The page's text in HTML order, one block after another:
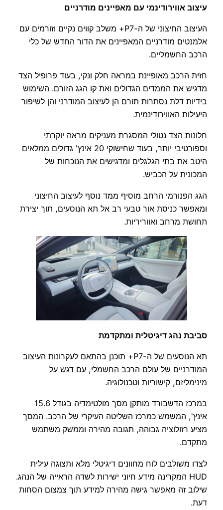
עיצוב אווירודינמי עם מאפיינים מודרניים
העיצוב החיצוני של ה-P7+ משלב קווים נקיים וזורמים עם
אלמנטים מודרניים המאפיינים את הדור החדש של כלי
הרכב החשמליים.
חזית הרכב מאופיינת במראה חלק ונקי, בעוד פרופיל הצד
מדגיש את הממדים הגדולים ואת קו הגג הזורם. השימוש
בידיות דלת נסתרות תורם הן לעיצוב המודרני והן לשיפור
היעילות האווירודינמית.
חלונות הצד נטולי המסגרת מעניקים מראה יוקרתי
וספורטיבי יותר, בעוד שחישוקי 20 אינץ' גדולים ממלאים
היטב את בתי הגלגלים ומדגישים את הנוכחות של
המכונית על הכביש.
הגג הפנורמי הרחב מוסיף ממד נוסף לעיצוב החיצוני
ומאפשר כניסת אור טבעי רב אל תא הנוסעים, תוך יצירת
תחושת מרחב ואווריריות.
סביבת נהג דיגיטלית ומתקדמת
תא הנוסעים של ה-P7+ תוכנן בהתאם לעקרונות העיצוב
המודרניים של עולם הרכב החשמלי, עם דגש על
מינימליזם, קישוריות וטכנולוגיה.
במרכז הדשבורד מותקן מסך מולטימדיה בגודל 15.6
אינץ', המשמש כמרכז השליטה העיקרי של הרכב. המסך
מציע רזולוציה גבוהה, תגובה מהירה וממשק משתמש
מתקדם.
לצדו משולבים לוח מחוונים דיגיטלי מלא ותצוגה עילית
HUD המקרינה מידע חיוני ישירות לשדה הראייה של הנהג.
שילוב זה מאפשר גישה מהירה למידע תוך צמצום הסחות
דעת.